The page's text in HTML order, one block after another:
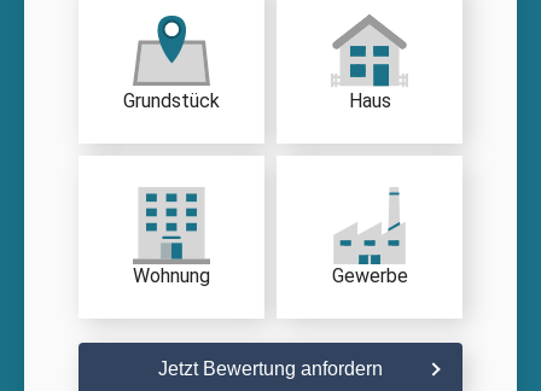
Grundstück Haus
Wohnung Gewerbe
Jetzt Bewertung anfordern